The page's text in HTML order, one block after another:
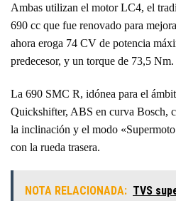
Ambas utilizan el motor LC4, el
690 cc que fue renovado para
ahora eroga 74 CV de potencia
predecesor, y un torque de 73,5 Nm.
La 690 SMC R, idónea para el
Quickshifter, ABS en curva Bosch,
la inclinación y el modo
con la rueda trasera.
NOTA RELACIONADA: TVS